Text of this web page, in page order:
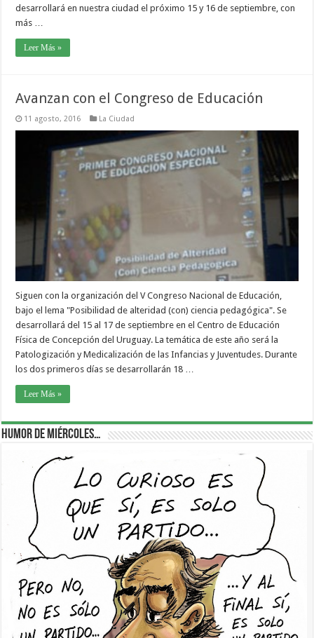
desarrollará en nuestra ciudad el próximo 15 y 16 de septiembre, con
más …
Leer Más »
Avanzan con el Congreso de Educación
11 agosto, 2016 La Ciudad
Siguen con la organización del V Congreso Nacional de Educación,
bajo el lema "Posibilidad de alteridad (con) ciencia pedagógica". Se
desarrollará del 15 al 17 de septiembre en el Centro de Educación
Física de Concepción del Uruguay. La temática de este año será la
Patologización y Medicalización de las Infancias y Juventudes. Durante
los dos primeros días se desarrollarán 18 …
Leer Más »
Humor de Miércoles…